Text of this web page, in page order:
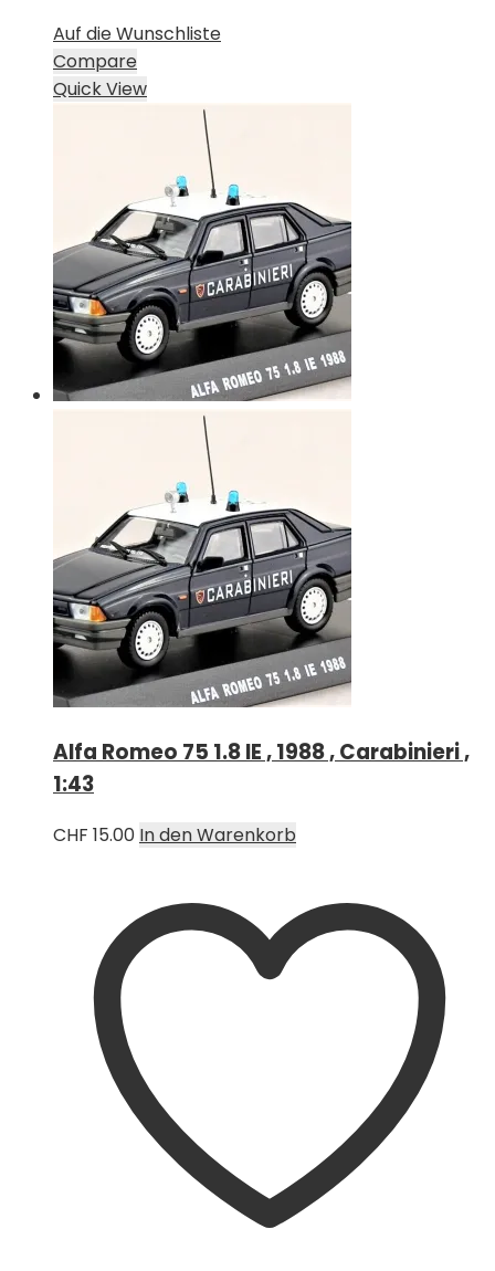
Auf die Wunschliste
Compare
Quick View
Alfa Romeo 75 1.8 IE , 1988 , Carabinieri ,
1:43
CHF 15.00 In den Warenkorb